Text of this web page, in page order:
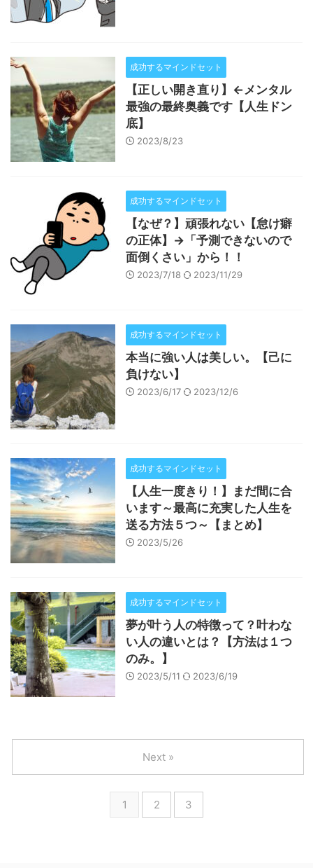
成功するマインドセット
【正しい開き直り】←メンタル
最強の最終奥義です【人生ドン
底】
2023/8/23
成功するマインドセット
【なぜ？】頑張れない【怠け癖
の正体】→「予測できないので
面倒くさい」から！！
2023/7/18 2023/11/29
成功するマインドセット
本当に強い人は美しい。【己に
負けない】
2023/6/17 2023/12/6
成功するマインドセット
【人生一度きり！】まだ間に合
います～最高に充実した人生を
送る方法５つ～【まとめ】
2023/5/26
成功するマインドセット
夢が叶う人の特徴って？叶わな
い人の違いとは？【方法は１つ
のみ。】
2023/5/11 2023/6/19
1 2 3
Next »